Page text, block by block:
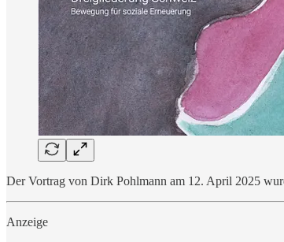
Der Vortrag von Dirk Pohlmann am 12. April 2025
Anzeige